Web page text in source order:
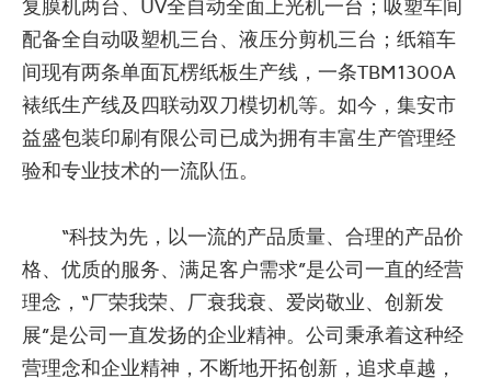
复膜机两台、UV全自动全面上光机一台；吸塑车间
配备全自动吸塑机三台、液压分剪机三台；纸箱车
间现有两条单面瓦楞纸板生产线，一条TBM1300A
裱纸生产线及四联动双刀模切机等。如今，集安市
益盛包装印刷有限公司已成为拥有丰富生产管理经
验和专业技术的一流队伍。
“科技为先，以一流的产品质量、合理的产品价
格、优质的服务、满足客户需求”是公司一直的经营
理念，“厂荣我荣、厂衰我衰、爱岗敬业、创新发
展”是公司一直发扬的企业精神。公司秉承着这种经
营理念和企业精神，不断地开拓创新，追求卓越，